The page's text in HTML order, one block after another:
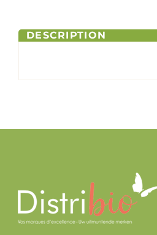
DESCRIPTION